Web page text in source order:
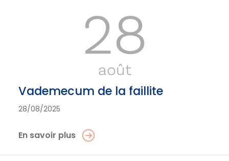
28
août
Vademecum de la faillite
28/08/2025
En savoir plus